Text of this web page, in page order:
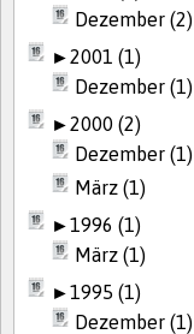
Dezember (2)
►2001 (1)
Dezember (1)
►2000 (2)
Dezember (1)
März (1)
►1996 (1)
März (1)
►1995 (1)
Dezember (1)